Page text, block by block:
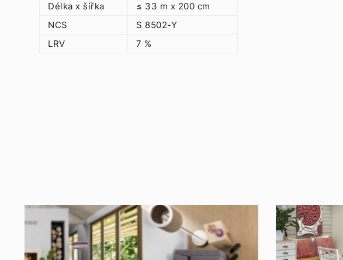
Délka x šířka
≤ 33 m x 200 cm
NCS
S 8502-Y
LRV
7 %